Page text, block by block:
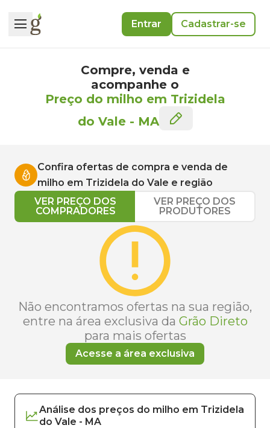
Entrar Cadastrar-se
Compre, venda e
acompanhe o
Preço do milho em Trizidela
do Vale - MA
Confira ofertas de compra e venda de
milho em Trizidela do Vale e região
VER PREÇO DOS
COMPRADORES
VER PREÇO DOS
PRODUTORES
Não encontramos ofertas na sua região,
entre na área exclusiva da Grão Direto
para mais ofertas
Acesse a área exclusiva
Análise dos preços do milho em Trizidela
do Vale - MA